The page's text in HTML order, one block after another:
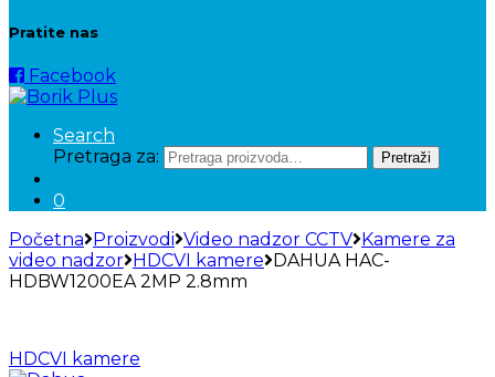
Pratite nas
Facebook
Search
Pretraga za:
Pretraži
0
Početna Proizvodi Video nadzor CCTV Kamere za
video nadzor HDCVI kamere DAHUA HAC-
HDBW1200EA 2MP 2.8mm
HDCVI kamere